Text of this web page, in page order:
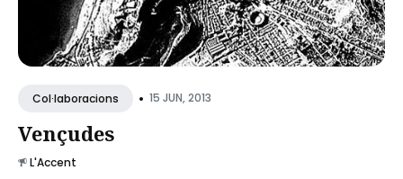
Col·laboracions • 15 JUN, 2013
Vençudes
L'Accent